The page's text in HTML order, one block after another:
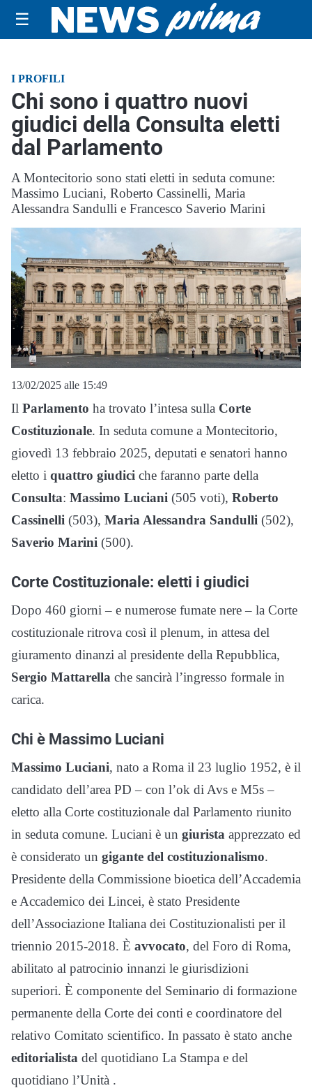
☰
I PROFILI
Chi sono i quattro nuovi
giudici della Consulta eletti
dal Parlamento
A Montecitorio sono stati eletti in seduta comune:
Massimo Luciani, Roberto Cassinelli, Maria
Alessandra Sandulli e Francesco Saverio Marini
13/02/2025 alle 15:49
Il Parlamento ha trovato l’intesa sulla Corte
Costituzionale. In seduta comune a Montecitorio,
giovedì 13 febbraio 2025, deputati e senatori hanno
eletto i quattro giudici che faranno parte della
Consulta: Massimo Luciani (505 voti), Roberto
Cassinelli (503), Maria Alessandra Sandulli (502),
Saverio Marini (500).
Corte Costituzionale: eletti i giudici
Dopo 460 giorni – e numerose fumate nere – la Corte
costituzionale ritrova così il plenum, in attesa del
giuramento dinanzi al presidente della Repubblica,
Sergio Mattarella che sancirà l’ingresso formale in
carica.
Chi è Massimo Luciani
Massimo Luciani, nato a Roma il 23 luglio 1952, è il
candidato dell’area PD – con l’ok di Avs e M5s –
eletto alla Corte costituzionale dal Parlamento riunito
in seduta comune. Luciani è un giurista apprezzato ed
è considerato un gigante del costituzionalismo.
Presidente della Commissione bioetica dell’Accademia
e Accademico dei Lincei, è stato Presidente
dell’Associazione Italiana dei Costituzionalisti per il
triennio 2015-2018. È avvocato, del Foro di Roma,
abilitato al patrocinio innanzi le giurisdizioni
superiori. È componente del Seminario di formazione
permanente della Corte dei conti e coordinatore del
relativo Comitato scientifico. In passato è stato anche
editorialista del quotidiano La Stampa e del
quotidiano l’Unità .